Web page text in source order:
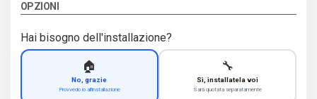
OPZIONI
Hai bisogno dell'installazione?
🏠
No, grazie
Provvedo io all'installazione
🔧
Sì, installatela voi
Sarà quotata separatamente